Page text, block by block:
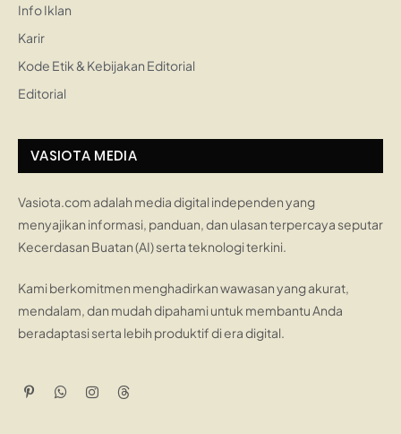
Info Iklan
Karir
Kode Etik & Kebijakan Editorial
Editorial
VASIOTA MEDIA
Vasiota.com adalah media digital independen yang
menyajikan informasi, panduan, dan ulasan terpercaya seputar
Kecerdasan Buatan (AI) serta teknologi terkini.
Kami berkomitmen menghadirkan wawasan yang akurat,
mendalam, dan mudah dipahami untuk membantu Anda
beradaptasi serta lebih produktif di era digital.
PinterestWhatsApp
InstagramThreads